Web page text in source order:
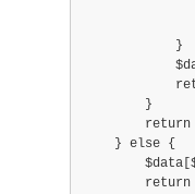
            }
        }
return
    } else {
return